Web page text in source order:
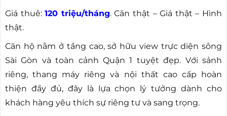
Giá thuê:120 triệu/tháng. Căn thật – Giá thật – Hình
thật.
Căn hộ nằm ở tầng cao, sở hữu view trực diện sông
Sài Gòn và toàn cảnh Quận 1 tuyệt đẹp. Với sảnh
riêng, thang máy riêng và nội thất cao cấp hoàn
thiện đầy đủ, đây là lựa chọn lý tưởng dành cho
khách hàng yêu thích sự riêng tư và sang trọng.